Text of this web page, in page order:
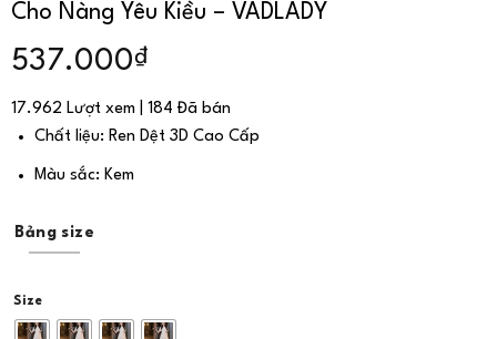
Cho Nàng Yêu Kiều – VADLADY
537.000₫
17.962 Lượt xem | 184 Đã bán
Chất liệu: Ren Dệt 3D Cao Cấp
Màu sắc: Kem
Bảng size
Size